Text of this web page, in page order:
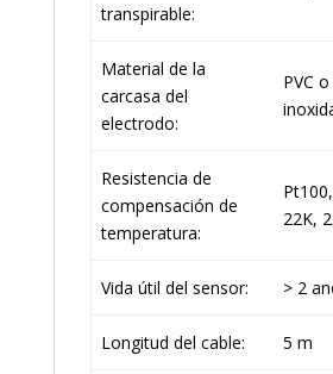
transpirable:
Material de la
carcasa del
electrodo:
PVC
Resistencia de
compensación de
temperatura:
22K,
Vida útil del sensor: > 2
Longitud del cable: 5 m